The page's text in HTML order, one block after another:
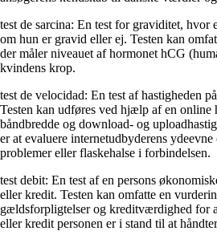
test de sarcina: En test for graviditet, hvor
om hun er gravid eller ej. Testen kan
der måler niveauet af hormonet hCG
kvindens krop.
test de velocidad: En test af hastigheden
Testen kan udføres ved hjælp af en online
båndbredde og download- og
er at evaluere internetudbyderens
problemer eller flaskehalse i forbindelsen.
test debit: En test af en persons
eller kredit. Testen kan omfatte en
gældsforpligtelser og kreditværdighed for
eller kredit personen er i stand til at